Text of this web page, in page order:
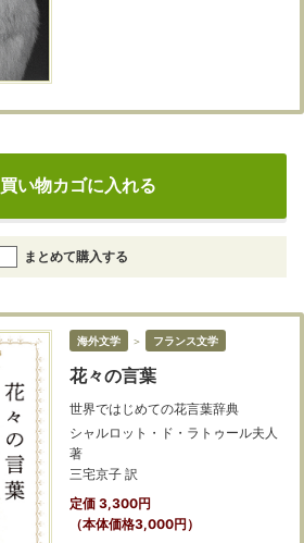
買い物カゴに入れる
まとめて購入する
海外文学 ＞ フランス文学
花々の言葉
世界ではじめての花言葉辞典
シャルロット・ド・ラトゥール夫人
著
三宅京子 訳
定価 3,300円
（本体価格3,000円）